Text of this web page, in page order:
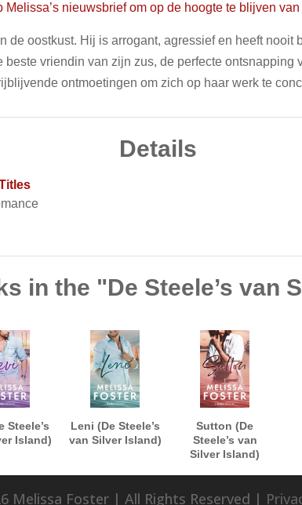
Melissa’s nieuwsbrief om op de hoogte te blijven
de oostkust. Hij is arrogant, agressief en heeft nooit
vriendin van zijn zus, de perfecte
ontmoetingen om zich op haar werk te
Details
in the "De Steele’s van
Steele’s
Island)
Leni (De Steele’s
van Silver Island)
Sutton (De
Steele’s van
Silver Island)
Melissa Foster | All Rights Reserved |